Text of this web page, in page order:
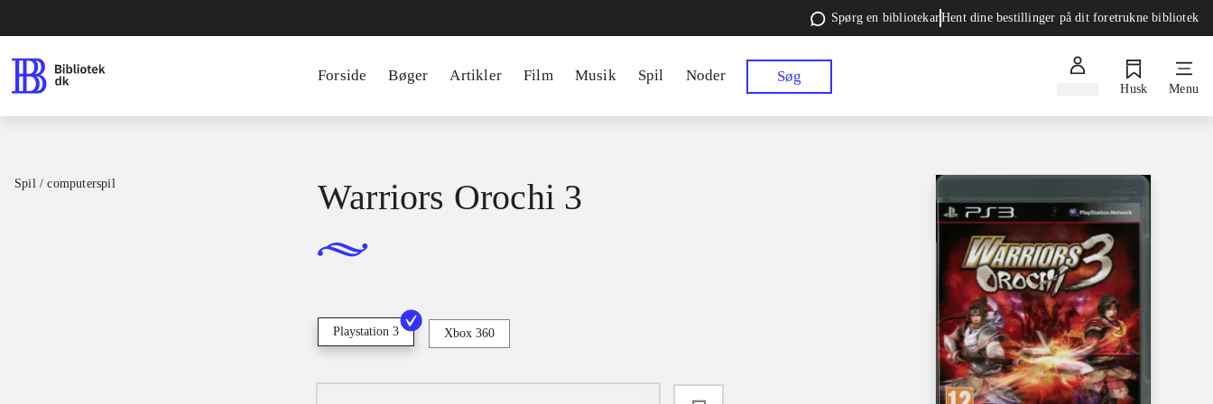
Spørg en bibliotekarHent dine bestillinger på dit foretrukne bibliotek
Forside Bøger Artikler Film Musik Spil Noder Søg
Husk Menu
Spil / computerspil Warriors Orochi 3
Playstation 3 Xbox 360